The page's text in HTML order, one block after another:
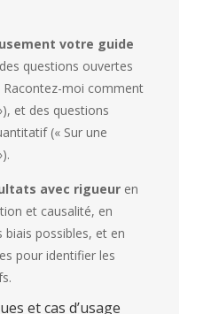
votre guide
questions ouvertes
moi comment
et des questions
(« Sur une
avec rigueuren
et causalité, en
possibles, et en
pour identifier les
et cas d’usage